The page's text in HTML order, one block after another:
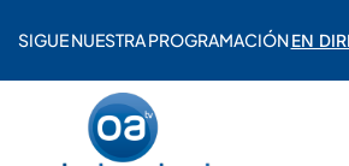
SIGUE NUESTRA PROGRAMACIÓNEN